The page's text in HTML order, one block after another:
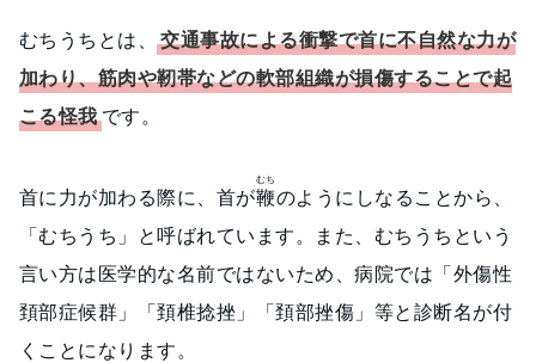
むちうちとは、交通事故による衝撃で首に不自然な力が
加わり、筋肉や靭帯などの軟部組織が損傷することで起
こる怪我です。
首に力が加わる際に、首が鞭
むち
のようにしなることから、
「むちうち」と呼ばれています。また、むちうちという
言い方は医学的な名前ではないため、病院では「外傷性
頚部症候群」「頚椎捻挫」「頚部挫傷」等と診断名が付
くことになります。